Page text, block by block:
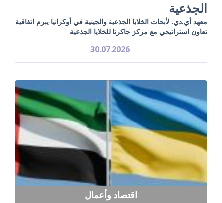
الجذعية
معهد أي.دي. لأبحاث الخلايا الجذعية والجينية في أوكرانيا يبرم اتفاقية
تعاون استراتيجي مع مركز جاكرتا للخلايا الجذعية
30.07.2026
اقتصاد وأعمال